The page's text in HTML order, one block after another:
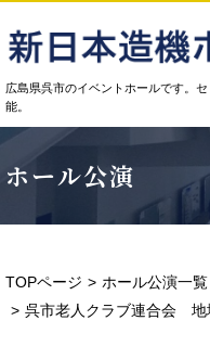
広島県呉市のイベントホールです。
能。
ホール公演
TOPページ
ホール公演一覧
呉市老人クラブ連合会 地